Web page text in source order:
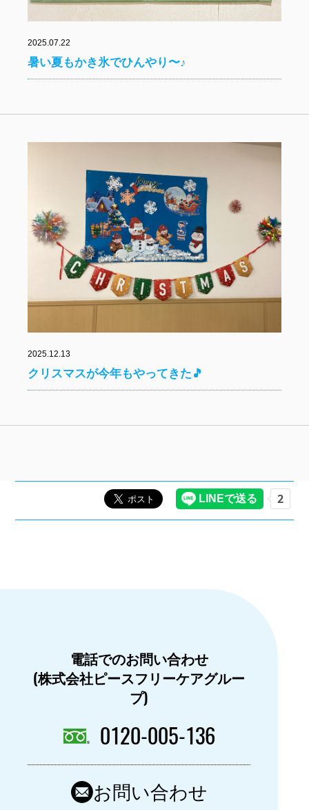
2025.07.22
暑い夏もかき氷でひんやり〜♪
2025.12.13
クリスマスが今年もやってきた🎵
電話でのお問い合わせ
(株式会社ピースフリーケアグルー
プ)
0120-005-136
お問い合わせ